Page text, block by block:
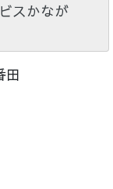
スかなが
田